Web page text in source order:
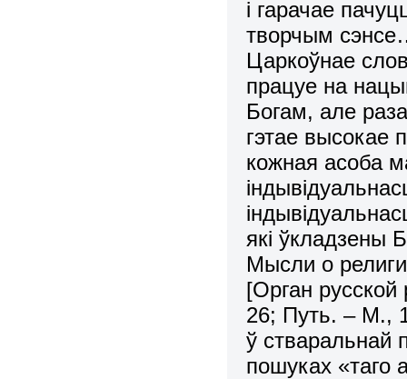
і гарачае
творчым
Царкоўнае
працуе на
Богам, але
гэтае высокае
кожная асоба
які ўкладзены
Мысли о
[Орган
26; Путь. – М.,
ў стваральнай
пошуках «таго